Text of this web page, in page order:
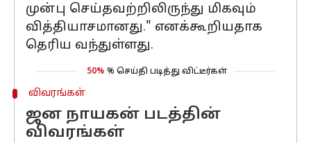
முன்பு செய்தவற்றிலிருந்து மிகவும்
வித்தியாசமானது." எனக்கூறியதாக
தெரிய வந்துள்ளது.
50% % செய்தி படித்து விட்டீர்கள்
விவரங்கள்
ஜன நாயகன் படத்தின்
விவரங்கள்